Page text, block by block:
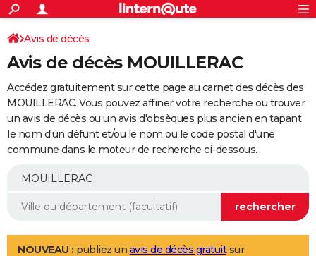
ACTUALITÉS
Politique
Société
Faits Divers
Education
Monde
Villes
+
SPORT
Coupe du monde 2026
Football
Tennis
Cyclisme
Rugby
Forum
Programme TV
TNT
Streaming
Cinéma
Sorties cinéma
Musique
+
FINANCE
Impôts
Immobilier
Risques naturels par ville
Banque
Assurance
Crédit
AUTO
Essais
Réserver un essai
Citadines
Berlines
SUV
Forum auto
+
Mobiles
Meilleur smartphone
Internet
Ordinateurs
Jeux vidéo
Guide high-tech
Aménagement intérieur
LIFESTYLE
Avis de décès
Avis de décès MOUILLERAC
Accédez gratuitement sur cette page au carnet des décès des
MOUILLERAC. Vous pouvez affiner votre recherche ou trouver
un avis de décès ou un avis d'obsèques plus ancien en tapant
le nom d'un défunt et/ou le nom ou le code postal d'une
commune dans le moteur de recherche ci-dessous.
NOUVEAU : publiez un avis de décès gratuitsur